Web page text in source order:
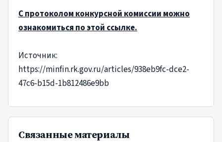
С протоколом конкурсной комиссии можно
ознакомиться по этой ссылке.
Источник:
https://minfin.rk.gov.ru/articles/938eb9fc-dce2-
47c6-b15d-1b812486e9bb
Связанные материалы